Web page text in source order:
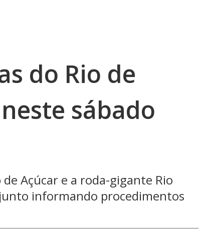
do Rio de
sábado
Açúcar e a roda-gigante Rio
informando procedimentos